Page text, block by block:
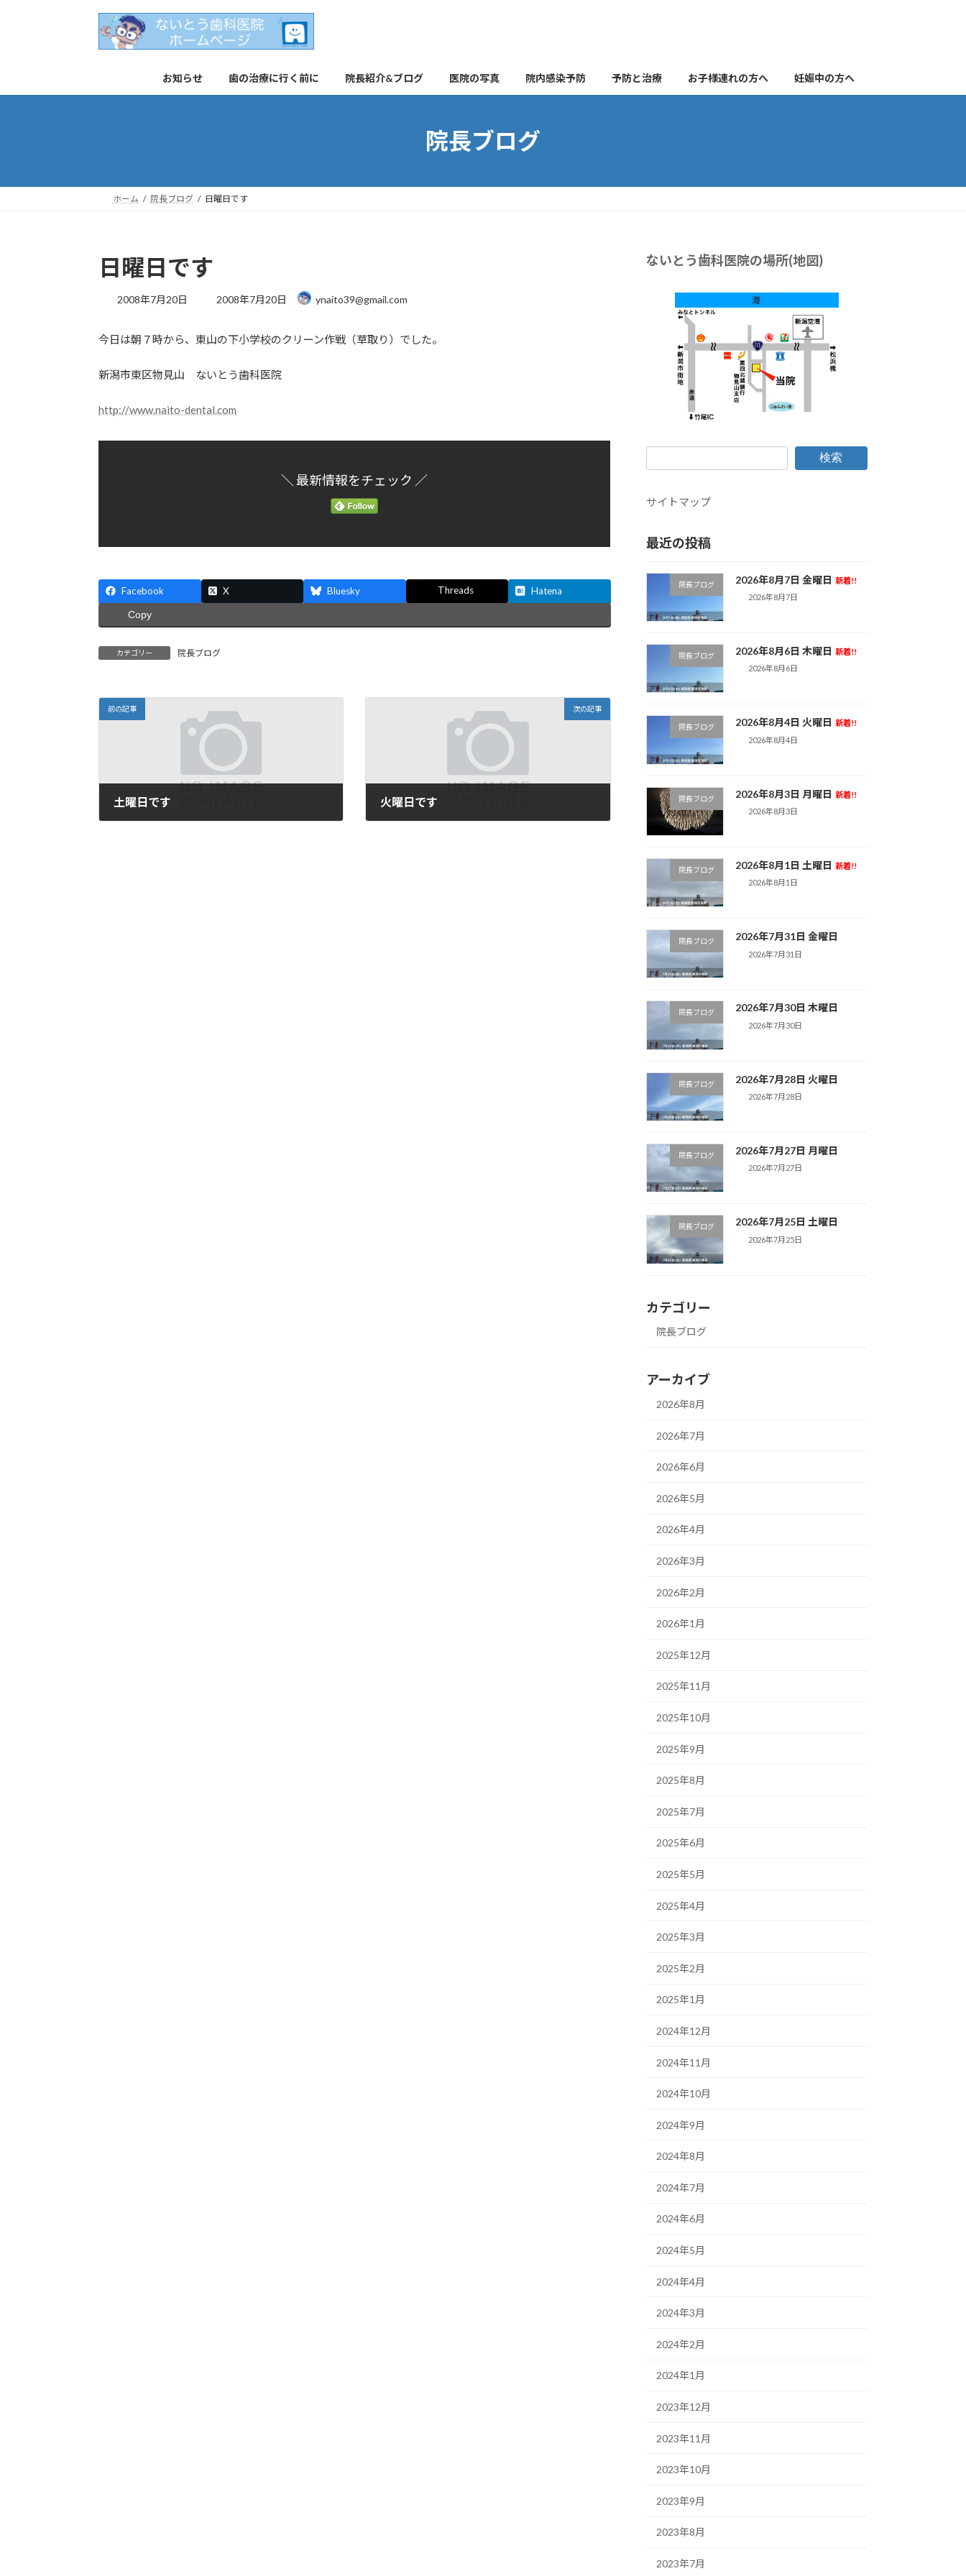
へ
ョ
お知らせ 歯の治療に行く前に 院長紹介&ブログ 医院の写真 院内感染予防 予防と治療 お子様連れの方へ 妊娠中の方へ
院長ブログ
ホーム 院長ブログ 日曜日です
日曜日です
2008年7月20日
最
新
時
2008年7月20日 ynaito39@gmail.com
今日は朝７時から、東山の下小学校のクリーン作戦（草取り）でした。
新潟市東区物見山 ないとう歯科医院
http://www.naito-dental.com
＼ 最新情報をチェック ／
Facebook X Bluesky Threads Hatena
Copy
カテゴリー 院長ブログ
前の記事
土曜日です
次の記事
火曜日です
ないとう歯科医院の場所(地図)
検索
サイトマップ
最近の投稿
院長ブログ 2026年8月7日 金曜日 新着!!
2026年8月7日
院長ブログ 2026年8月6日 木曜日 新着!!
2026年8月6日
院長ブログ 2026年8月4日 火曜日 新着!!
2026年8月4日
院長ブログ 2026年8月3日 月曜日 新着!!
2026年8月3日
院長ブログ 2026年8月1日 土曜日 新着!!
2026年8月1日
院長ブログ 2026年7月31日 金曜日
2026年7月31日
院長ブログ 2026年7月30日 木曜日
2026年7月30日
院長ブログ 2026年7月28日 火曜日
2026年7月28日
院長ブログ 2026年7月27日 月曜日
2026年7月27日
院長ブログ 2026年7月25日 土曜日
2026年7月25日
カテゴリー
院長ブログ
アーカイブ
2026年8月
2026年7月
2026年6月
2026年5月
2026年4月
2026年3月
2026年2月
2026年1月
2025年12月
2025年11月
2025年10月
2025年9月
2025年8月
2025年7月
2025年6月
2025年5月
2025年4月
2025年3月
2025年2月
2025年1月
2024年12月
2024年11月
2024年10月
2024年9月
2024年8月
2024年7月
2024年6月
2024年5月
2024年4月
2024年3月
2024年2月
2024年1月
2023年12月
2023年11月
2023年10月
2023年9月
2023年8月
2023年7月